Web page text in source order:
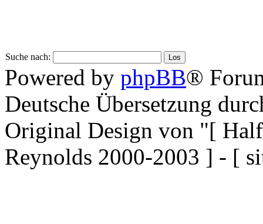
Suche nach:
Powered by phpBB®
Deutsche Übersetzung
Original Design von "[
Reynolds 2000-2003 ] - [